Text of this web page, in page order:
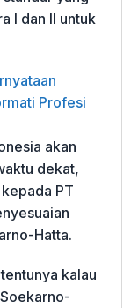
I dan II untuk
Profesi
akan
dekat,
PT
Hatta.
kalau